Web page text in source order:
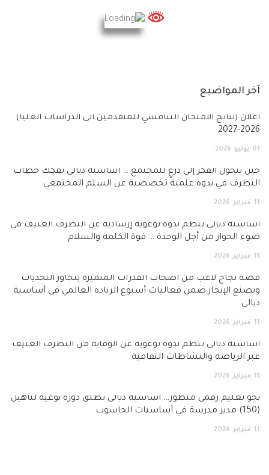
المواضيع
(نتائج الامتحان التنافسي للمتقدمين الى الدراسات العليا)
يوليو 2026
يتحول الفكر إلى درعٍ للمجتمع … أساسية ديالى تفكك خطاب
في ندوة علمية تخصصية عن السلم المجتمعي
فبراير 2026
ديالى تنظم ندوة توعوية إرشادية عن التطرف العنيف في
الحوار من أجل الوحدة … قوة الكلمة والسلام
فبراير 2026
نجاح لاعب من أصحاب القدرات المتميزة يتجاوز التحديات
الإنجاز ضمن فعاليات أسبوع الريادة العالمي في أساسية
فبراير 2026
ديالى تنظم ندوة توعوية عن الوقاية من التطرف العنيف
الرياضة والنشاطات الثقافية
فبراير 2026
تعليم رقمي متطور… اساسية ديالى تطلق دورة نوعية لتأهيل
فبراير 2026